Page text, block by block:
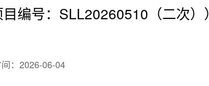
编号：SLL20260510（二次））
： 2026-06-04